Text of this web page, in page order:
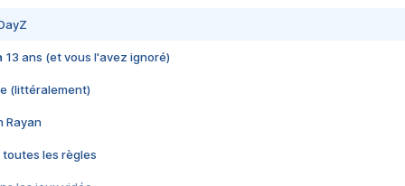
13 ans (et vous l'avez ignoré)
(littéralement)
Rayan
toutes les règles